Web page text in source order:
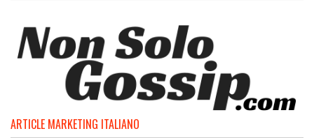
ARTICLE MARKETING ITALIANO